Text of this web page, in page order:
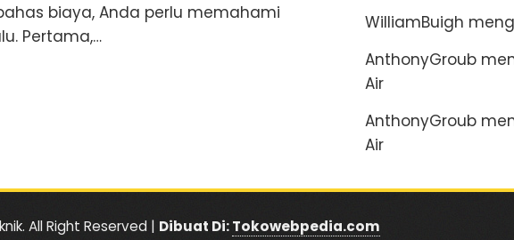
biaya, Anda perlu memahami
Pertama,…
WilliamBuigh
AnthonyGroub
Air
AnthonyGroub
Air
All Right Reserved | Dibuat Di:Tokowebpedia.com